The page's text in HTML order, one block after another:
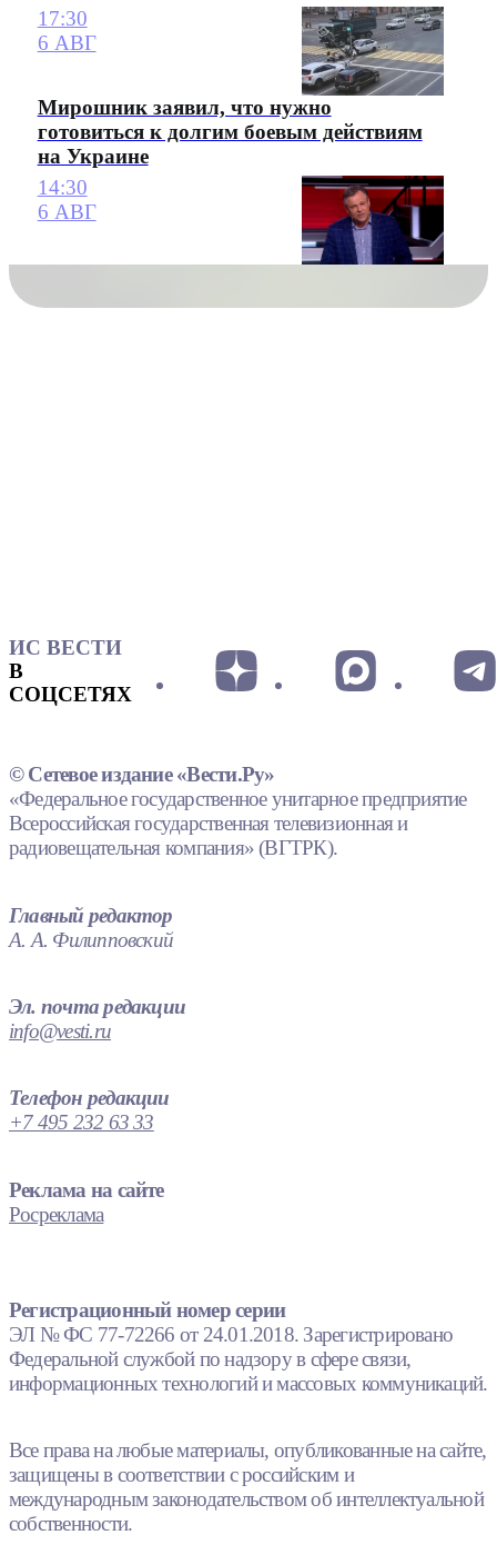
17:30
6 АВГ
Мирошник заявил, что нужно
готовиться к долгим боевым действиям
на Украине
14:30
6 АВГ
ИС ВЕСТИ
В
СОЦСЕТЯХ
© Сетевое издание «Вести.Ру»
«Федеральное государственное унитарное предприятие
Всероссийская государственная телевизионная и
радиовещательная компания» (ВГТРК).
Главный редактор
А. А. Филипповский
Эл. почта редакции
info@vesti.ru
Телефон редакции
+7 495 232 63 33
Реклама на сайте
Росреклама
Регистрационный номер серии
ЭЛ № ФС 77-72266 от 24.01.2018. Зарегистрировано
Федеральной службой по надзору в сфере связи,
информационных технологий и массовых коммуникаций.
Все права на любые материалы, опубликованные на сайте,
защищены в соответствии с российским и
международным законодательством об интеллектуальной
собственности.